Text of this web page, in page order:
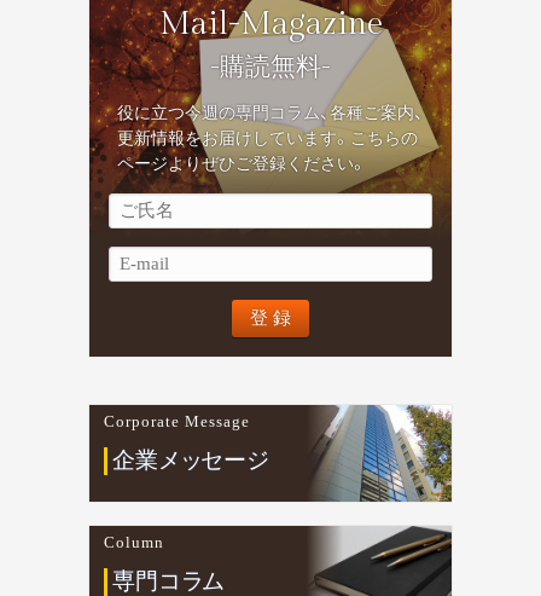
Mail-Magazine
-購読無料-
役に立つ今週の専門コラム、各種ご案内、
更新情報をお届けしています。こちらの
ページよりぜひご登録ください。
Corporate Message
企業メ ッセージ
Column
専門コ ラム